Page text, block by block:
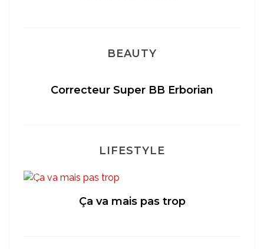
BEAUTY
Correcteur Super BB Erborian
LIFESTYLE
Ça va mais pas trop